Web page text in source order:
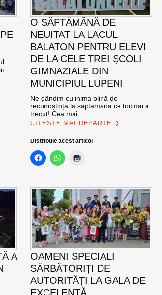
O SĂPTĂMÂNĂ DE
NEUITAT LA LACUL
BALATON PENTRU ELEVI
DE LA CELE TREI ȘCOLI
GIMNAZIALE DIN
MUNICIPIUL LUPENI
Ne gândim cu inima plină de
recunoștință la săptămâna ce tocmai a
trecut! Cea mai
CITEȘTE MAI DEPARTE
Distribuie acest articol
A
OAMENI SPECIALI
SĂRBĂTORIȚI DE
AUTORITĂȚI LA GALA DE
EXCELENŢĂ